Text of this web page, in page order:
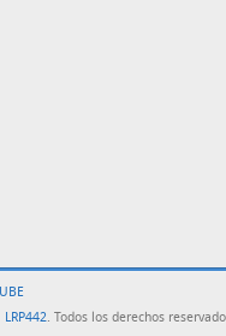
. Todos los derechos